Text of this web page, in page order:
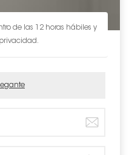
de las 12 horas hábiles y